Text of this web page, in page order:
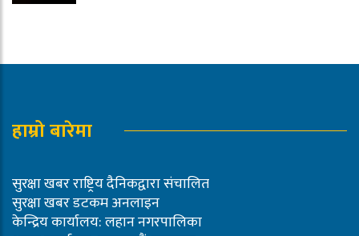
हाम्रो बारेमा
सुरक्षा खबर राष्ट्रिय दैनिकद्वारा संचालित
सुरक्षा खबर डटकम अनलाइन
केन्द्रिय कार्यालय: लहान नगरपालिका